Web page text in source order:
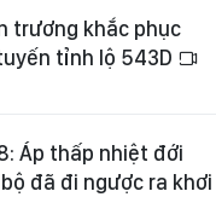
trương khắc phục
tỉnh lộ 543D
Áp thấp nhiệt đới
đã đi ngược ra khơi